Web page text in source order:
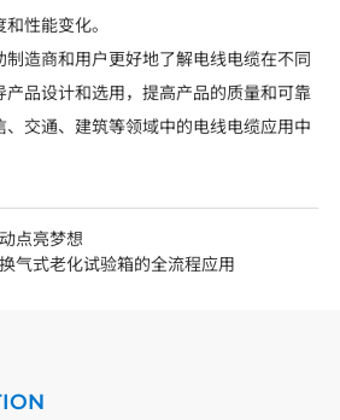
性能变化。
造商和用户更好地了解电线电缆在不同
品设计和选用，提高产品的质量和可靠
交通、建筑等领域中的电线电缆应用中
点亮梦想
气式老化试验箱的全流程应用